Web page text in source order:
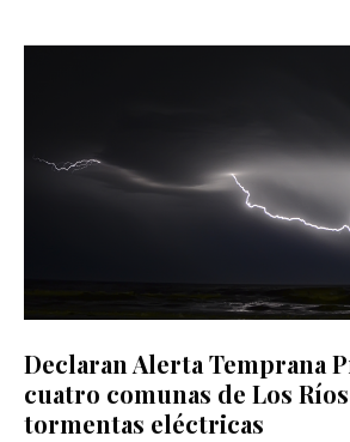
Declaran Alerta Temprana
cuatro comunas de Los
tormentas eléctricas